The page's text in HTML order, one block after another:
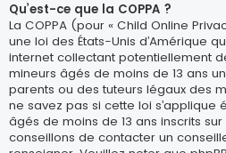
Qu’est-ce que la COPPA ?
La COPPA (pour « Child Online
une loi des États-Unis d’Amérique
internet collectant potentiellement
mineurs âgés de moins de 13 ans
parents ou des tuteurs légaux des
ne savez pas si cette loi s’applique
âgés de moins de 13 ans inscrits
conseillons de contacter un